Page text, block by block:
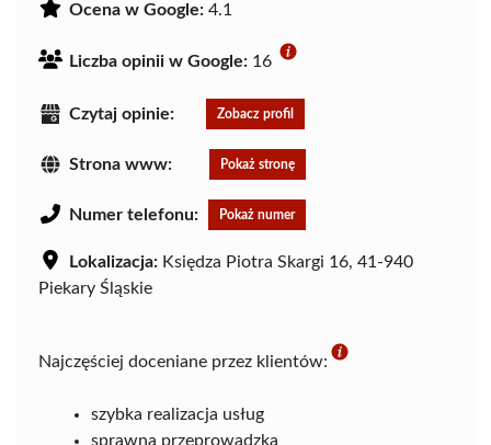
Ocena w Google: 4.1
Liczba opinii w Google: 16
Czytaj opinie: Zobacz profil
Strona www: Pokaż stronę
Numer telefonu: Pokaż numer
Lokalizacja: Księdza Piotra Skargi 16, 41-940
Piekary Śląskie
Najczęściej doceniane przez klientów:
szybka realizacja usług
sprawna przeprowadzka